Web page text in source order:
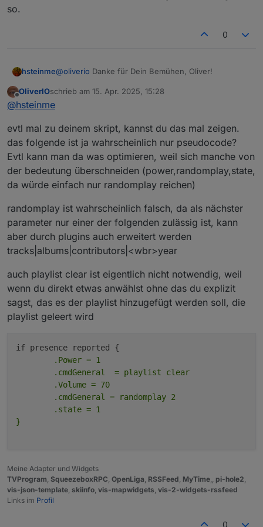
false
PM.536
4/15/2025 3:22:33
0
4/15/2025 3:22:33
PM.865
0 true
4/15/2025 3:22:40
PM.567
2 true
PM.824
4/15/2025 3:23:21 PM.261 1 false
4/15/2025 3:23:21 PM.841 1
4/15/2025 3:23:42
PM.740
0
4/15/2025 3:23:42
PM.908
0 true
PM.744
4/15/2025 3:24:09
PM.722
4/15/2025 3:24:21
PM.493
1
PM.678
4/15/2025 3:24:31 PM.801 0 true
so.
0
hsteinme@oliverio Danke für Dein Bemühen, Oliver!
Das hatte ich letzte Woche auch schon getan - ohne
neue Erkenntnisse.
Aus meiner Sicht funktioniert hier alles
ordnungsgemäß.
Das sehe ich - seit Deiner Eläuterunghier- auch
genau so.
Offline
OliverIOschrieb am 15. Apr. 2025, 15:28
zuletzt editiert von
@hsteinme
evtl mal zu deinem skript, kannst du das mal zeigen.
das folgende ist ja wahrscheinlich nur pseudocode?
Evtl kann man da was optimieren, weil sich manche von
der bedeutung überschneiden (power,randomplay,state,
da würde einfach nur randomplay reichen)
randomplay ist wahrscheinlich falsch, da als nächster
parameter nur einer der folgenden zulässig ist, kann
aber durch plugins auch erweitert werden
tracks|albums|contributors|<wbr>year
auch playlist clear ist eigentlich nicht notwendig, weil
wenn du direkt etwas anwählst ohne das du explizit
sagst, das es der playlist hinzugefügt werden soll, die
playlist geleert wird
Meine Adapter und Widgets
TVProgram SqueezeboxRPC OpenLiga RSSFeed MyTime pi-hole2
vis-json-template skiinfo vis-mapwidgets vis-2-widgets-rssfeed
Links im Profil
0